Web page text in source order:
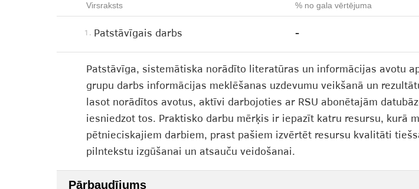
Virsraksts % no gala vērtējuma
1. Patstāvīgais darbs -
Patstāvīga, sistemātiska norādīto literatūras un informācijas avotu
grupu darbs informācijas meklēšanas uzdevumu veikšanā un
lasot norādītos avotus, aktīvi darbojoties ar RSU abonētajām
iesniedzot tos. Praktisko darbu mērķis ir iepazīt katru resursu, kurā
pētnieciskajiem darbiem, prast pašiem izvērtēt resursu kvalitāti
pilntekstu izgūšanai un atsauču veidošanai.
Pārbaudījums